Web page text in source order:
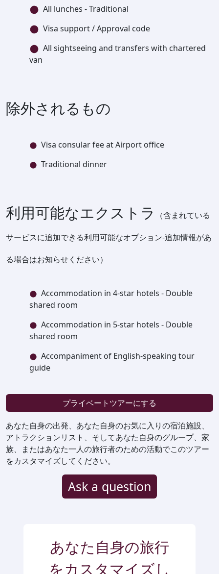
All lunches - Traditional
Visa support / Approval code
All sightseeing and transfers with chartered
van
除外されるもの
Visa consular fee at Airport office
Traditional dinner
利用可能なエクストラ （含まれている
サービスに追加できる利用可能なオプション-追加情報があ
る場合はお知らせください）
Accommodation in 4-star hotels - Double
shared room
Accommodation in 5-star hotels - Double
shared room
Accompaniment of English-speaking tour
guide
プライベートツアーにする
あなた自身の出発、あなた自身のお気に入りの宿泊施設、
アトラクションリスト、そしてあなた自身のグループ、家
族、またはあなた一人の旅行者のための活動でこのツアー
をカスタマイズしてください。
Ask a question
あなた自身の旅行
をカスタマイズし